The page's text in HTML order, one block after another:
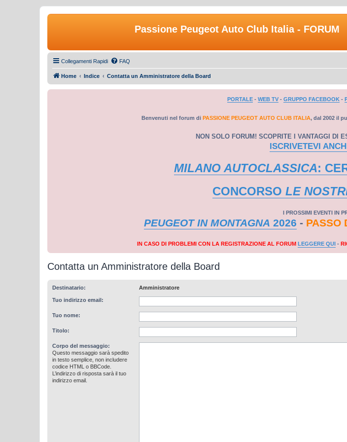
Passione Peugeot Auto Club Italia - FORUM
Collegamenti Rapidi FAQ
Home Indice Contatta un Amministratore della Board
PORTALE - WEB TV - GRUPPO FACEBOOK -
Benvenuti nel forum di PASSIONE PEUGEOT AUTO CLUB ITALIA, dal 2002 il
NON SOLO FORUM! SCOPRITE I VANTAGGI DI
ISCRIVETEVI
MILANO AUTOCLASSICA:
CONCORSO LE
I PROSSIMI EVENTI IN
PEUGEOT IN MONTAGNA 2026 - PASSO
IN CASO DI PROBLEMI CON LA REGISTRAZIONE AL FORUM LEGGERE QUI -
Contatta un Amministratore della Board
Destinatario: Amministratore
Tuo indirizzo email:
Tuo nome:
Titolo:
Corpo del messaggio:
Questo messaggio sarà spedito
in testo semplice, non includere
codice HTML o BBCode.
L’indirizzo di risposta sarà il tuo
indirizzo email.